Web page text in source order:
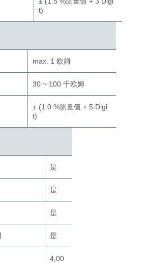
t)
max. 1 欧姆
30 ~ 100 千欧姆
± (1.0 %测量值 + 5 Digi
t)
是
是
是
是
4,00